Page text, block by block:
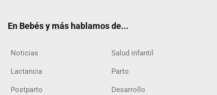
En Bebés y más hablamos de...
Noticias Salud infantil
Lactancia Parto
Postparto Desarrollo